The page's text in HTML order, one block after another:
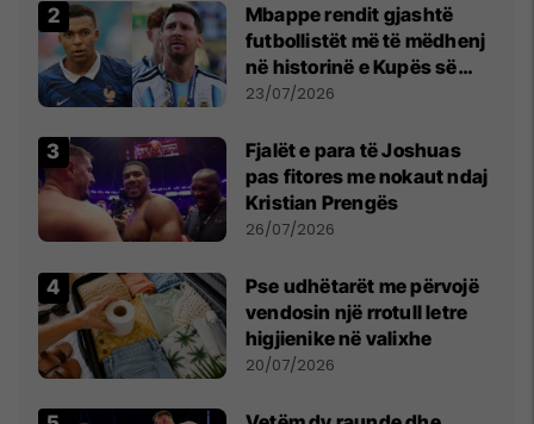
Mbappe rendit gjashtë
futbollistët më të mëdhenj
në historinë e Kupës së
Botës, Messi mbetet i dyti
23/07/2026
Fjalët e para të Joshuas
pas fitores me nokaut ndaj
Kristian Prengës
26/07/2026
Pse udhëtarët me përvojë
vendosin një rrotull letre
higjienike në valixhe
20/07/2026